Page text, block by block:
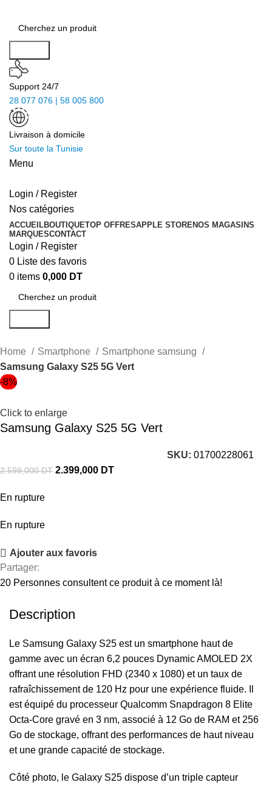
Support 24/7
28 077 076 | 58 005 800
Livraison à domicile
Sur toute la Tunisie
Menu
Login / Register
Nos catégories
ACCUEILBOUTIQUETOP OFFRESAPPLE STORENOS MAGASINS
MARQUESCONTACT
Login / Register
0 Liste des favoris
0 items 0,000 DT
Home Smartphone
Smartphone samsung
Samsung Galaxy S25 5G Vert
-8%
Click to enlarge
Samsung Galaxy S25 5G Vert
SKU:01700228061
2.599,000DT 2.399,000 DT
En rupture
En rupture
Ajouter aux favoris
Partager:
20 Personnes consultent ce produit à ce moment là!
Description
Le Samsung Galaxy S25 est un smartphone haut de
gamme avec un écran 6,2 pouces Dynamic AMOLED 2X
offrant une résolution FHD (2340 x 1080) et un taux de
rafraîchissement de 120 Hz pour une expérience fluide. Il
est équipé du processeur Qualcomm Snapdragon 8 Elite
Octa-Core gravé en 3 nm, associé à 12 Go de RAM et 256
Go de stockage, offrant des performances de haut niveau
et une grande capacité de stockage.
Côté photo, le Galaxy S25 dispose d’un triple capteur